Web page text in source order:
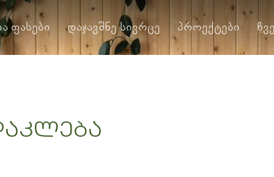
ფასები დაჯავშნე სივრცე პროექტები